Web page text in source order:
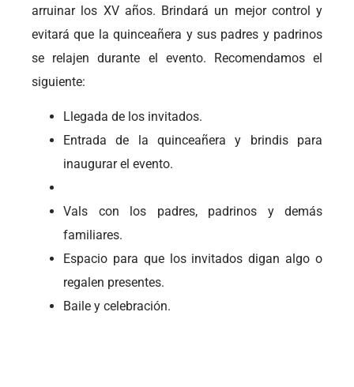
arruinar los XV años. Brindará un mejor control y
evitará que la quinceañera y sus padres y padrinos
se relajen durante el evento. Recomendamos el
siguiente:
Llegada de los invitados.
Entrada de la quinceañera y brindis para
inaugurar el evento.
Vals con los padres, padrinos y demás
familiares.
Espacio para que los invitados digan algo o
regalen presentes.
Baile y celebración.